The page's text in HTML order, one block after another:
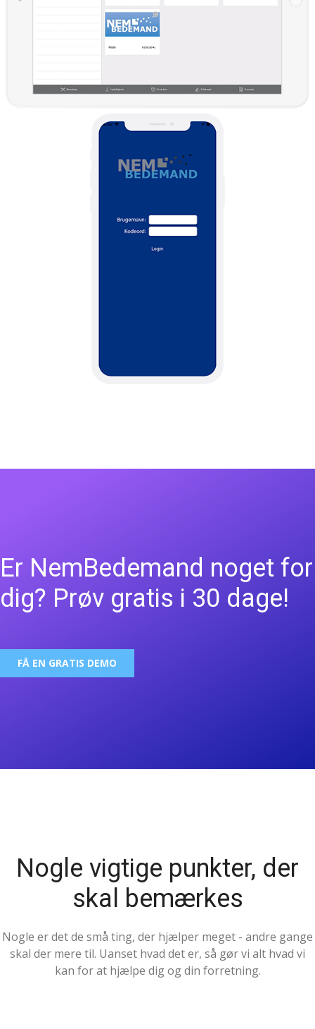
Er NemBedemand noget for
dig? Prøv gratis i 30 dage!
FÅ EN GRATIS DEMO
Nogle vigtige punkter, der
skal bemærkes
Nogle er det de små ting, der hjælper meget - andre gange
skal der mere til. Uanset hvad det er, så gør vi alt hvad vi
kan for at hjælpe dig og din forretning.